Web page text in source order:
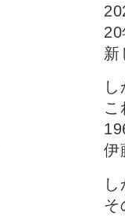
新
こ
伊
そ